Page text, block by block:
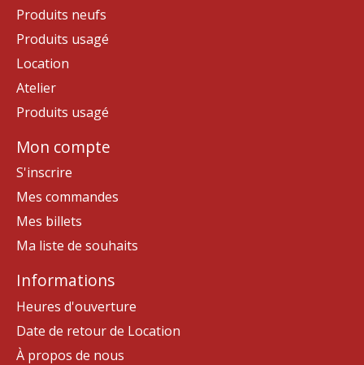
Produits neufs
Produits usagé
Location
Atelier
Produits usagé
Mon compte
S'inscrire
Mes commandes
Mes billets
Ma liste de souhaits
Informations
Heures d'ouverture
Date de retour de Location
À propos de nous